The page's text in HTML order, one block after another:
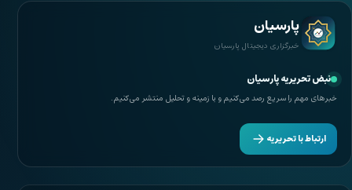
پارسیان
خبرگزاری دیجیتال پارسیان
نبض تحریریه پارسیان
خبرهای مهم را سریع رصد می‌کنیم و با زمینه و تحلیل منتشر می‌کنیم.
ارتباط با تحریریه